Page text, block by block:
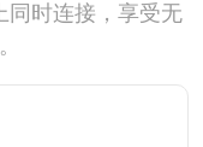
同时连接，享受无